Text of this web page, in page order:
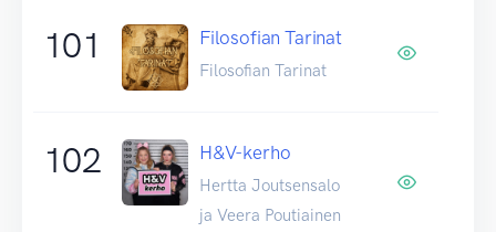
101 Filosofian Tarinat
Filosofian Tarinat
102 H&V-kerho
Hertta Joutsensalo
ja Veera Poutiainen